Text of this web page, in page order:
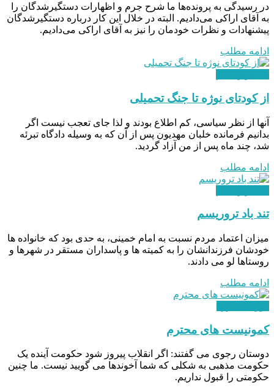
در رسیدگی به پرونده‌ها ما شرح جرم و اظهارات دستگیرشدگان را
به آقای اراکی می‌دادیم. البته در خلال این کار درباره دستگیرشدگان
پیشنهادات و نظرات خودمان را نیز به آقای اراکی می‌دادیم.
ادامه مطلب
از کودتای نوژه تا جنگ تحمیلی
آنها از نظر سیاسی، کم اطلاع بودند و لذا جای تعجب نیست اگر
بدانیم فرمانده خلبان مهدیون پس از آن که به وسیله دادگاه تبرئه
شد، چند ماه پس از من آزاد گردید.
ادامه مطلب
تند باد تروریسم
میزان اعتماد مردم نسبت به امام خمینی، به حدی بود که خانواده ها
خودشان فرزندانشان را به کمیته ها و پاسداران مستقر در شهرها و
روستاها لو می دادند.
ادامه مطلب
کمونیست های محترم
دوستان رجوی می گفتند: اگر انقلاب پیروز شود حکومت آینده یک
حکومت مذهبی به شکلی که شما آخوندها می گویید نیست. ما چنین
حکومتی را قبول نداریم.